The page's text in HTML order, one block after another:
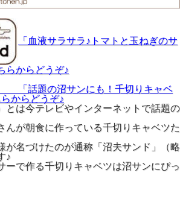
「血液サラサラ♪トマトと玉ねぎのサ
らからどうぞ♪
ンにも！千切りキャベ
からどうぞ♪
とは今テレビやインターネットで話題の
が朝食に作っている千切りキャベツた
名づけたのが通称「沼夫サンド」（略
♪
で作る千切りキャベツは沼サンにぴっ